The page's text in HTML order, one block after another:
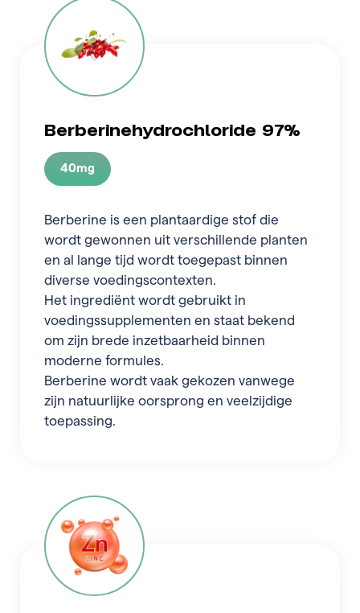
Berberinehydrochloride 97%
40mg
Berberine is een plantaardige stof die
wordt gewonnen uit verschillende planten
en al lange tijd wordt toegepast binnen
diverse voedingscontexten.
Het ingrediënt wordt gebruikt in
voedingssupplementen en staat bekend
om zijn brede inzetbaarheid binnen
moderne formules.
Berberine wordt vaak gekozen vanwege
zijn natuurlijke oorsprong en veelzijdige
toepassing.